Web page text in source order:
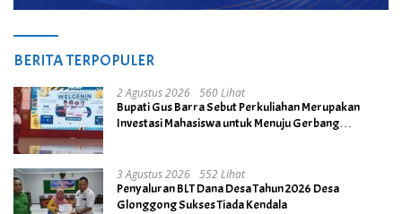
BERITA TERPOPULER
2 Agustus 2026 560 Lihat
Bupati Gus Barra Sebut Perkuliahan Merupakan
Investasi Mahasiswa untuk Menuju Gerbang
3 Agustus 2026 552 Lihat
Penyaluran BLT Dana Desa Tahun 2026 Desa
Glonggong Sukses Tiada Kendala